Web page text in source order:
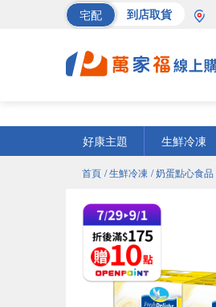
宅配 到店取貨
好康主題
生鮮冷凍
首頁 / 生鮮冷凍 / 奶蛋點心食品